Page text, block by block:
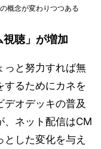
概念が変わりつつある
視聴」が増加
っと努力すれば無
するためにカネを
オデッキの普及
、ネット配信はCM
した変化を与え